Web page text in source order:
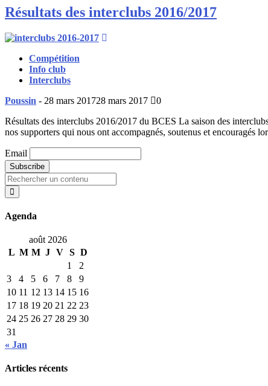
Résultats des interclubs 2016/2017
Compétition
Info club
Interclubs
Poussin - 28 mars 201728 mars 2017
0
Résultats des interclubs 2016/2017 du BCES La saison des
nos supporters qui nous ont accompagnés, soutenus et encouragés
Email
Search
for:
Agenda
août 2026
L M M J V S D
1
2
3
4 5 6 7 8
9
10 11 12 13 14 15 16
17 18 19 20 21 22 23
24 25 26 27 28 29 30
31
« Jan
Articles récents